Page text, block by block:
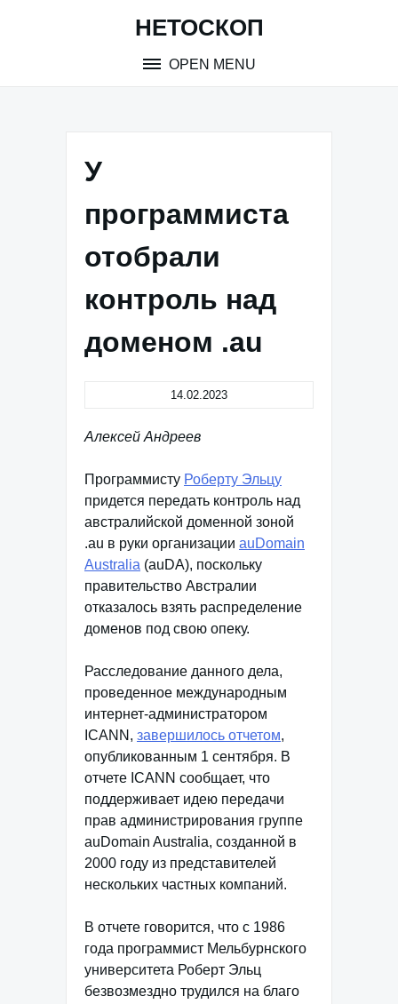
НЕТОСКОП
OPEN MENU
У
программиста
отобрали
контроль над
доменом .au
14.02.2023
Алексей Андреев
Программисту Роберту Эльцу
придется передать контроль над
австралийской доменной зоной
.au в руки организации auDomain
Australia (auDA), поскольку
правительство Австралии
отказалось взять распределение
доменов под свою опеку.
Расследование данного дела,
проведенное международным
интернет-администратором
ICANN, завершилось отчетом,
опубликованным 1 сентября. В
отчете ICANN сообщает, что
поддерживает идею передачи
прав администрирования группе
auDomain Australia, созданной в
2000 году из представителей
нескольких частных компаний.
В отчете говорится, что с 1986
года программист Мельбурнского
университета Роберт Эльц
безвозмездно трудился на благо